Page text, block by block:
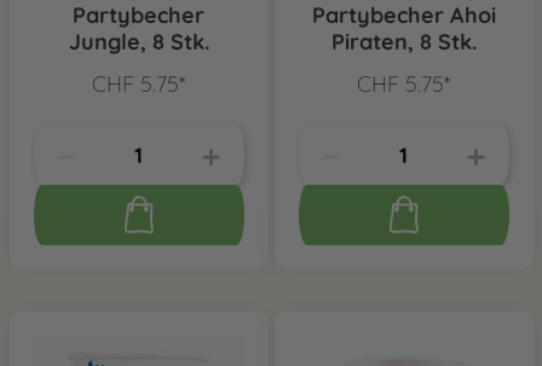
Partybecher
Jungle, 8 Stk.
CHF 5.75*
Partybecher Ahoi
Piraten, 8 Stk.
CHF 5.75*